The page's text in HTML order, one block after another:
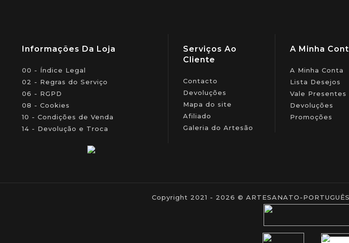
Informações Da Loja
00 - Índice Legal
02 - Regras do Serviço
06 - RGPD
08 - Cookies
10 - Condições de Venda
14 - Devolução e Troca
Serviços Ao
Cliente
Contacto
Devoluções
Mapa do site
Afiliado
Galeria do Artesão
A Minha
A Minha Conta
Lista Desejos
Vale Presentes
Devoluções
Promoções
Copyright 2021 - 2026 © ARTESANATO-